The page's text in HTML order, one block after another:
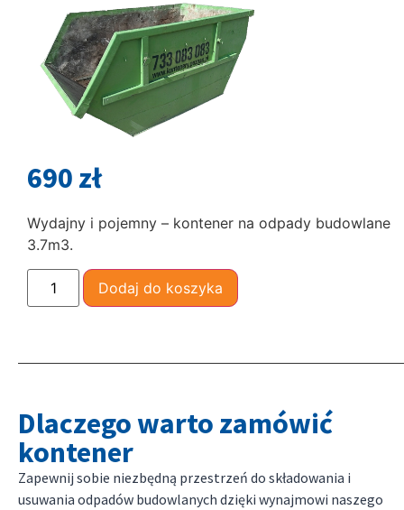
690 zł
Wydajny i pojemny – kontener na odpady budowlane
3.7m3.
Dodaj do koszyka
Dlaczego warto zamówić
kontener
Zapewnij sobie niezbędną przestrzeń do składowania i
usuwania odpadów budowlanych dzięki wynajmowi naszego